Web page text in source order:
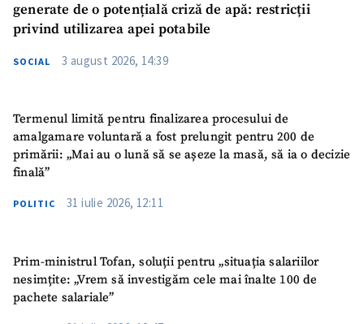
generate de o potențială criză de apă: restricții
privind utilizarea apei potabile
SOCIAL 3 august 2026, 14:39
Termenul limită pentru finalizarea procesului de
amalgamare voluntară a fost prelungit pentru 200 de
primării: „Mai au o lună să se așeze la masă, să ia o decizie
finală”
POLITIC 31 iulie 2026, 12:11
Prim-ministrul Tofan, soluții pentru „situația salariilor
nesimțite: „Vrem să investigăm cele mai înalte 100 de
pachete salariale”